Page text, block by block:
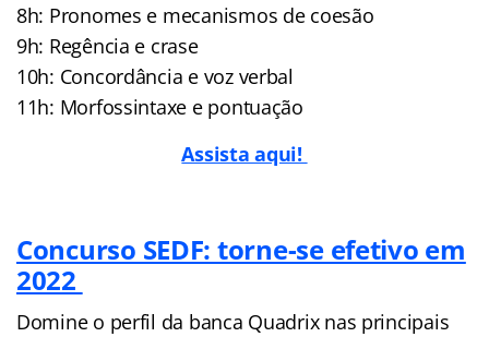
8h: Pronomes e mecanismos de coesão
9h: Regência e crase
10h: Concordância e voz verbal
11h: Morfossintaxe e pontuação
Assista aqui!
Concurso SEDF: torne-se efetivo em
2022
Domine o perfil da banca Quadrix nas principais